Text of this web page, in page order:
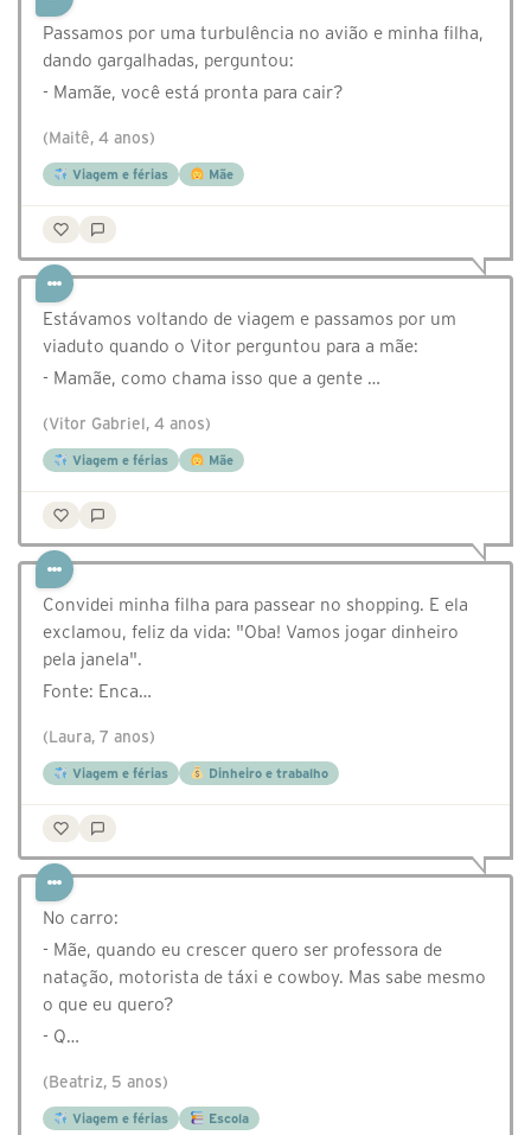
Passamos por uma turbulência no avião e minha filha,
dando gargalhadas, perguntou:
- Mamãe, você está pronta para cair?
(Maitê, 4 anos)
Viagem e férias Mãe
Estávamos voltando de viagem e passamos por um
viaduto quando o Vitor perguntou para a mãe:
- Mamãe, como chama isso que a gente …
(Vitor Gabriel, 4 anos)
Viagem e férias Mãe
Convidei minha filha para passear no shopping. E ela
exclamou, feliz da vida: "Oba! Vamos jogar dinheiro
pela janela".
Fonte: Enca…
(Laura, 7 anos)
Viagem e férias Dinheiro e trabalho
No carro:
- Mãe, quando eu crescer quero ser professora de
natação, motorista de táxi e cowboy. Mas sabe mesmo
o que eu quero?
- Q…
(Beatriz, 5 anos)
Viagem e férias Escola